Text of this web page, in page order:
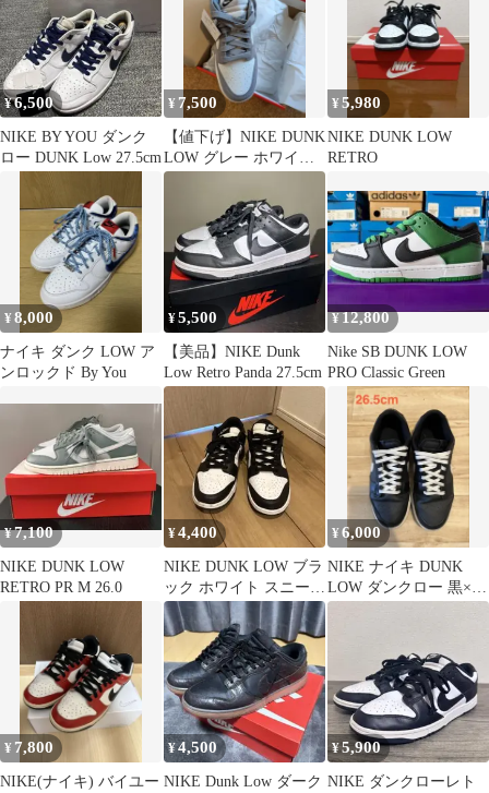
¥6,500
NIKE BY YOU ダンク
ロー DUNK Low 27.5cm
¥ 7,500
【値下げ】NIKE DUNK
LOW グレー ホワイト
スニーカー
¥5,980
NIKE DUNK LOW
RETRO
¥8,000
ナイキ ダンク LOW ア
ンロックド By You
¥5,500
【美品】NIKE Dunk
Low Retro Panda 27.5cm
¥12,800
Nike SB DUNK LOW
PRO Classic Green
¥7,100
NIKE DUNK LOW
RETRO PR M 26.0
¥4,400
NIKE DUNK LOW ブラ
ック ホワイト スニーカ
ー
¥6,000
NIKE ナイキ DUNK
LOW ダンクロー 黒×チ
ャコール 26.5cm
¥ 7,800
NIKE(ナイキ) バイユー
¥4,500
NIKE Dunk Low ダーク
¥5,900
NIKE ダンクローレト